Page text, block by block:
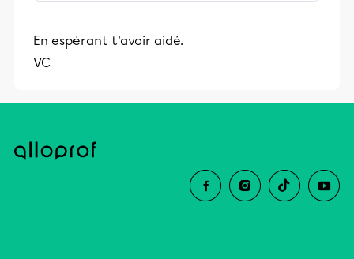
Stratégie de calcul mental des racines carrée
En espérant t'avoir aidé.
VC